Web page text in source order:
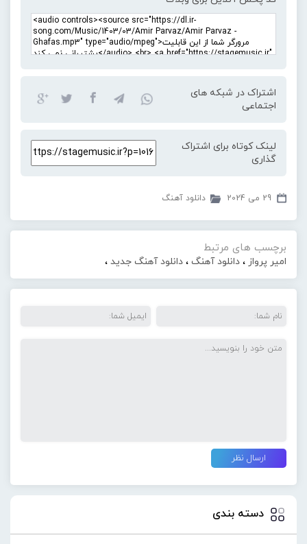
اشتراک در شبکه های
اجتماعی
لینک کوتاه برای اشتراک
گذاری
29 می 2024 دانلود آهنگ
برچسب های مرتبط
امیر پرواز ، دانلود آهنگ ، دانلود آهنگ جدید ،
دسته بندی